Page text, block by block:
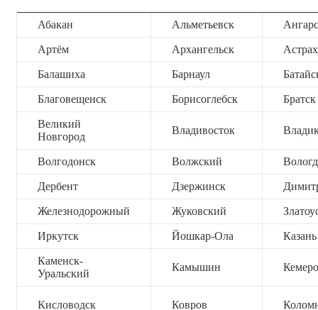
Абакан Альметьевск
Артём Архангельск
Балашиха Барнаул
Благовещенск Борисоглебск Братск
Великий
Новгород
Владивосток
Волгодонск Волжский
Дербент Дзержинск
Железнодорожный Жуковский
Иркутск Йошкар-Ола Казань
Каменск-
Уральский
Камышин
Кисловодск Ковров